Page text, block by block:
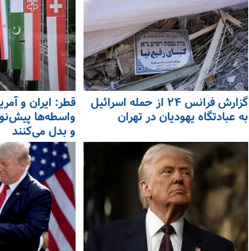
گزارش فرانس ۲۴ از حمله اسرائیل
به عبادتگاه یهودیان در تهران
قطر: ایران و
واسطه‌ها
و بدل می‌کنند